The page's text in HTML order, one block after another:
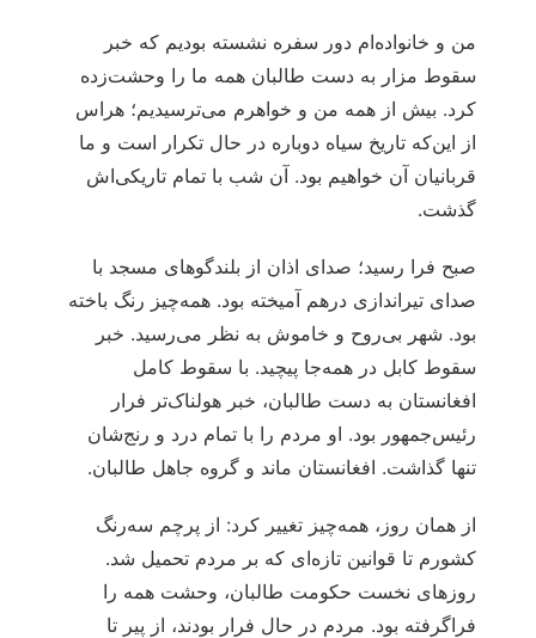
من و خانواده‌ام دور سفره نشسته بودیم که خبر
سقوط مزار به دست طالبان همه ما را وحشت‌زده
کرد. بیش از همه من و خواهرم می‌ترسیدیم؛ هراس
از این‌که تاریخ سیاه دوباره در حال تکرار است و ما
قربانیان آن خواهیم بود. آن شب با تمام تاریکی‌اش
گذشت.
صبح فرا رسید؛ صدای اذان از بلندگوهای مسجد با
صدای تیراندازی درهم آمیخته بود. همه‌چیز رنگ باخته
بود. شهر بی‌روح و خاموش به نظر می‌رسید. خبر
سقوط کابل در همه‌جا پیچید. با سقوط کامل
افغانستان به دست طالبان، خبر هولناک‌تر فرار
رئیس‌جمهور بود. او مردم را با تمام درد و رنج‌شان
تنها گذاشت. افغانستان ماند و گروه جاهل طالبان.
از همان روز، همه‌چیز تغییر کرد: از پرچم سه‌رنگ
کشورم تا قوانین تازه‌ای که بر مردم تحمیل شد.
روزهای نخست حکومت طالبان، وحشت همه را
فراگرفته بود. مردم در حال فرار بودند، از پیر تا